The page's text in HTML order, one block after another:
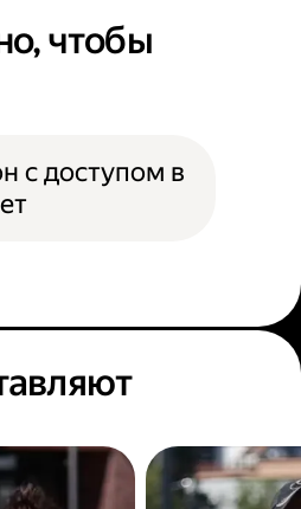
чтобы
с доступом в